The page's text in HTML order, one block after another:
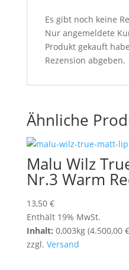
Es gibt noch keine
Nur angemeldete
Produkt gekauft
Rezension abgeben.
Ähnliche
Malu Wilz
Nr.3 Warm
13,50 €
Enthält 19% MwSt.
Inhalt: 0,003kg (4.500,00 €
zzgl. Versand